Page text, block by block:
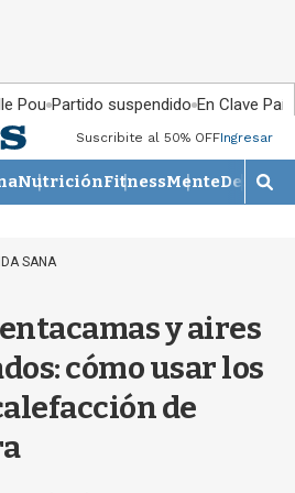
Pou Partido suspendido En Clave País
Suscribite al 50% OFFIngresar
NutriciónFitnessMente
M
o
SANA
y aires
cómo usar los
de